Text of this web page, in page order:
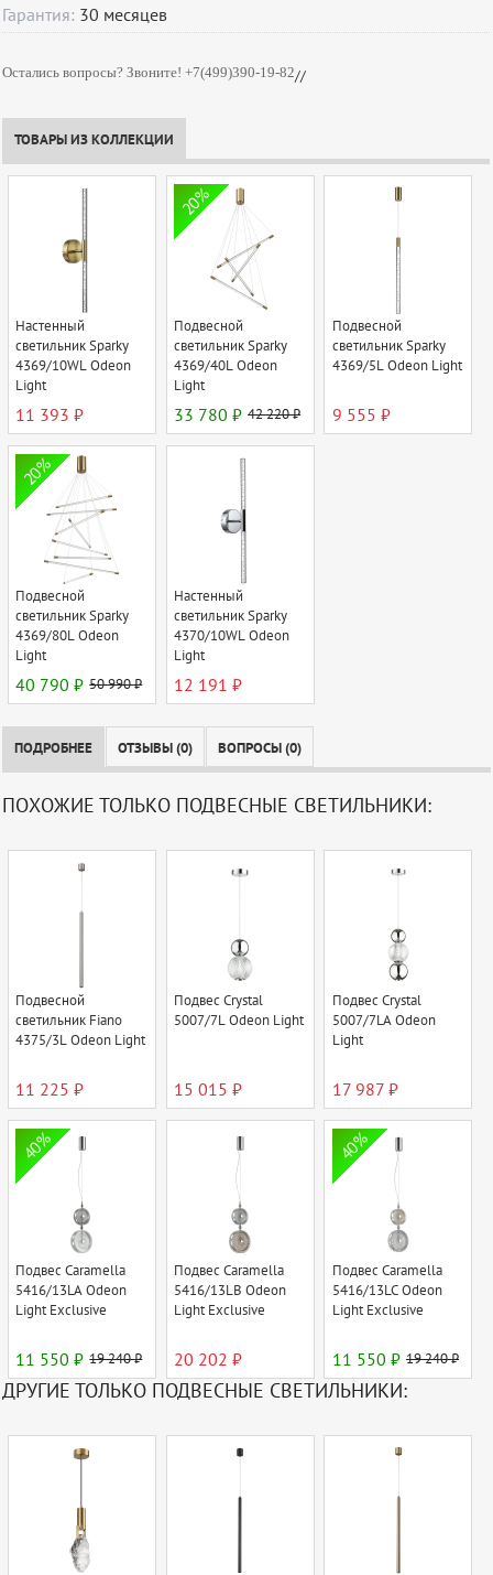
Гарантия: 30 месяцев
Остались вопросы? Звоните! +7(499)390-19-82//
ТОВАРЫ ИЗ КОЛЛЕКЦИИ
Настенный
светильник Sparky
4369/10WL Odeon
Light
11 393 ₽
20%
Подвесной
светильник Sparky
4369/40L Odeon
Light
33 780 ₽ 42 220 ₽
Подвесной
светильник Sparky
4369/5L Odeon Light
9 555 ₽
20%
Подвесной
светильник Sparky
4369/80L Odeon
Light
40 790 ₽ 50 990 ₽
Настенный
светильник Sparky
4370/10WL Odeon
Light
12 191 ₽
ПОДРОБНЕЕ ОТЗЫВЫ (0) ВОПРОСЫ (0)
ПОХОЖИЕ ТОЛЬКО ПОДВЕСНЫЕ СВЕТИЛЬНИКИ:
Подвесной
светильник Fiano
4375/3L Odeon Light
11 225 ₽
Подвес Crystal
5007/7L Odeon Light
15 015 ₽
Подвес Crystal
5007/7LA Odeon
Light
17 987 ₽
40%
Подвес Caramella
5416/13LA Odeon
Light Exclusive
11 550 ₽ 19 240 ₽
Подвес Caramella
5416/13LB Odeon
Light Exclusive
20 202 ₽
40%
Подвес Caramella
5416/13LC Odeon
Light Exclusive
11 550 ₽ 19 240 ₽
ДРУГИЕ ТОЛЬКО ПОДВЕСНЫЕ СВЕТИЛЬНИКИ: